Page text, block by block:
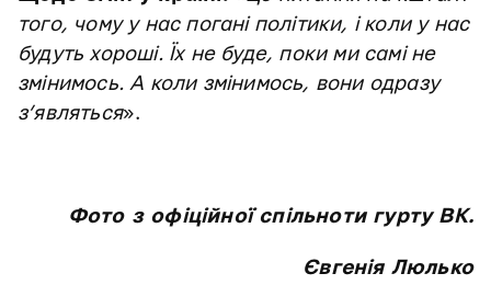
того, чому у нас погані політики, і коли у нас
будуть хороші. Їх не буде, поки ми самі не
змінимось. А коли змінимось, вони одразу
з’являться».
Фото з офіційної спільноти гурту ВК.
Євгенія Люлько